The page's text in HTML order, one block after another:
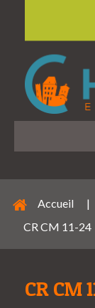
Accueil |
CR CM 11-24
CR CM